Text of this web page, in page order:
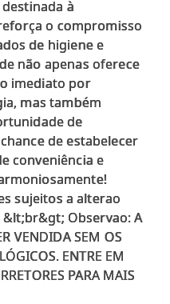
à
o compromisso
de higiene e
não apenas oferece
imediato por
mas também
de
de estabelecer
conveniência e
sujeitos a alterao
Observao: A
VENDIDA SEM OS
ENTRE EM
PARA MAIS